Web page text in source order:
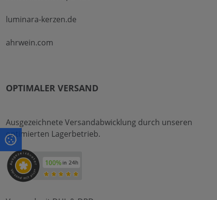
luminara-kerzen.de
ahrwein.com
OPTIMALER VERSAND
Ausgezeichnete Versandabwicklung durch unseren
optimierten Lagerbetrieb.